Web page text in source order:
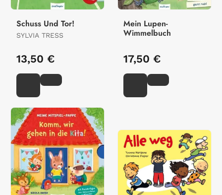
Schuss Und Tor!
SYLVIA TRESS
13,50 €
Mein Lupen-
Wimmelbuch
17,50 €